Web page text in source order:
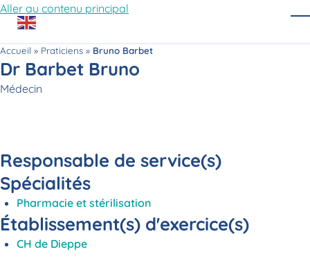
Aller au contenu principal
Accueil » Praticiens » Bruno Barbet
Dr Barbet Bruno
Fonction
Médecin
Responsable de service(s)
Spécialités
Pharmacie et stérilisation
Établissement(s) d'exercice(s)
CH de Dieppe